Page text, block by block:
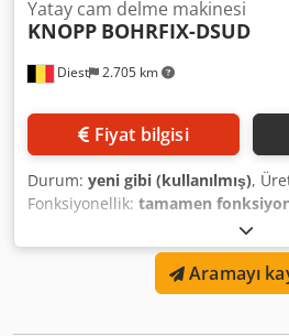
Diest 2.705 km
Yatay cam delme makinesi
KNOPP BOHRFIX-DSUD
Fiyat bilgisi
Durum: yeni gibi (kullanılmış),
Fonksiyonellik: tamamen
makinesi Dcsdpfxsyub Azo Af Hjk
makaralı masa ile makine ölçüleri:
mm, Derinlik : 1200 mmAramayı